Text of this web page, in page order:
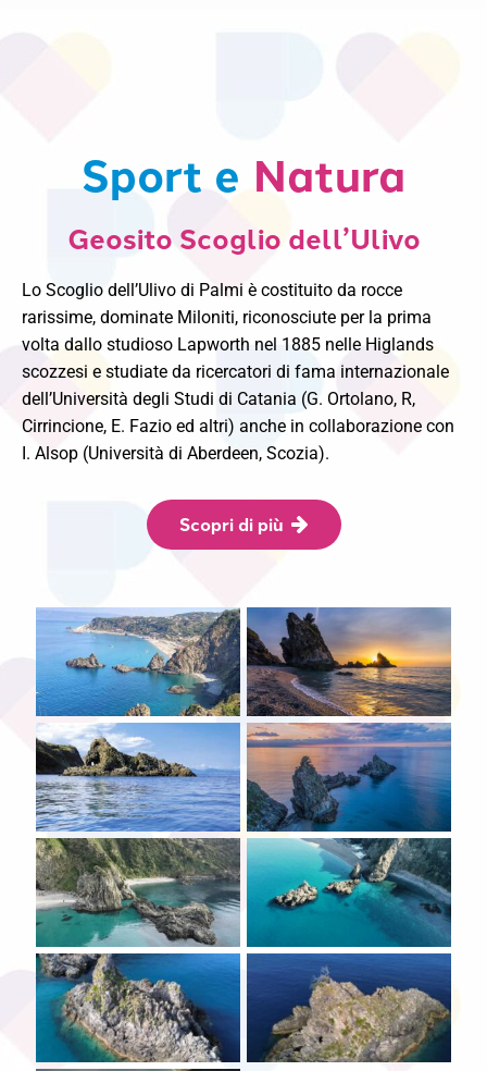
Sport e Natura
Geosito Scoglio dell’Ulivo
Lo Scoglio dell’Ulivo di Palmi è costituito da rocce
rarissime, dominate Miloniti, riconosciute per la prima
volta dallo studioso Lapworth nel 1885 nelle Higlands
scozzesi e studiate da ricercatori di fama internazionale
dell’Università degli Studi di Catania (G. Ortolano, R,
Cirrincione, E. Fazio ed altri) anche in collaborazione con
I. Alsop (Università di Aberdeen, Scozia).
Scopri di più